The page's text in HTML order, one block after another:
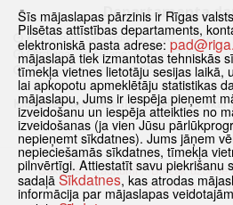
Departamenta
Pirmdiena, Ceturtdiena: 8.30 – 18.00
Otrdiena, Trešdiena: 8.30 – 17.00
Piektdiena: 8.30 – 15.00
Klātienes konsultācijas pieejamas tikai
Sākums Jaunumi Biežāk uzdotie
Sīkdatnes
Šīs mājaslapas pārzinis ir Rīgas
Pilsētas attīstības departaments,
elektroniskā pasta adrese:
mājaslapā tiek izmantotas tehniskās
tīmekļa vietnes lietotāju sesijas laikā,
lai apkopotu apmeklētāju statistikas
mājaslapu, Jums ir iespēja pieņemt
izveidošanu un iespēja atteikties no
izveidošanas (ja vien Jūsu
nepieņemt sīkdatnes). Jums jāņem
nepieciešamās sīkdatnes, tīmekļa
pilnvērtīgi. Attiestatīt savu piekrišanu
sadaļā Sīkdatnes, kas atrodas
informācija par mājaslapas